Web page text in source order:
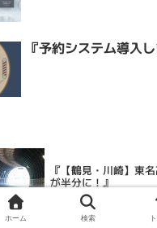
『予約システム導入
『【鶴見・川崎】東
が半分に！』
ホーム 検索